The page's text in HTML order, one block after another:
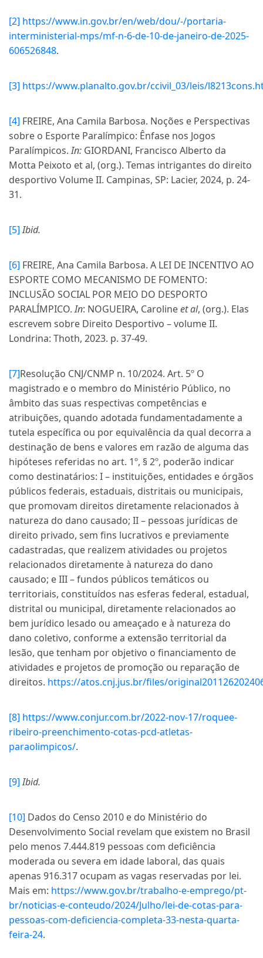
[2] https://www.in.gov.br/en/web/dou/-/portaria-
interministerial-mps/mf-n-6-de-10-de-janeiro-de-2025-
606526848.
[3] https://www.planalto.gov.br/ccivil_03/leis/
[4] FREIRE, Ana Camila Barbosa. Noções e Perspectivas
sobre o Esporte Paralímpico: Ênfase nos Jogos
Paralímpicos.In: GIORDANI, Francisco Alberto da
Motta Peixoto et al, (org.). Temas intrigantes do direito
desportivo Volume II. Campinas, SP: Lacier, 2024, p. 24-
31.
[5] Ibid.
[6] FREIRE, Ana Camila Barbosa. A LEI DE INCENTIVO AO
ESPORTE COMO MECANISMO DE FOMENTO:
INCLUSÃO SOCIAL POR MEIO DO DESPORTO
PARALÍMPICO.In: NOGUEIRA, Carolineet al, (org.). Elas
escrevem sobre Direito Desportivo – volume II.
Londrina: Thoth, 2023. p. 37-49.
[7]Resolução CNJ/CNMP n. 10/2024. Art. 5º O
magistrado e o membro do Ministério Público, no
âmbito das suas respectivas competências e
atribuições, quando adotada fundamentadamente a
tutela específica ou por equivalência da qual decorra a
destinação de bens e valores em razão de alguma das
hipóteses referidas no art. 1º, § 2º, poderão indicar
como destinatários: I – instituições, entidades e órgãos
públicos federais, estaduais, distritais ou municipais,
que promovam direitos diretamente relacionados à
natureza do dano causado; II – pessoas jurídicas de
direito privado, sem fins lucrativos e previamente
cadastradas, que realizem atividades ou projetos
relacionados diretamente à natureza do dano
causado; e III – fundos públicos temáticos ou
territoriais, constituídos nas esferas federal, estadual,
distrital ou municipal, diretamente relacionados ao
bem jurídico lesado ou ameaçado e à natureza do
dano coletivo, conforme a extensão territorial da
lesão, que tenham por objetivo o financiamento de
atividades e projetos de promoção ou reparação de
direitos. https://atos.cnj.jus.br/files/
[8] https://www.conjur.com.br/2022-nov-17/roquee-
ribeiro-preenchimento-cotas-pcd-atletas-
paraolimpicos/.
[9] Ibid.
[10] Dados do Censo 2010 e do Ministério do
Desenvolvimento Social revelam que existem no Brasil
pelo menos 7.444.819 pessoas com deficiência
moderada ou severa em idade laboral, das quais
apenas 916.317 ocupam as vagas reservadas por lei.
Mais em: https://www.gov.br/trabalho-e-emprego/pt-
br/noticias-e-conteudo/2024/Julho/lei-de-cotas-para-
pessoas-com-deficiencia-completa-33-nesta-quarta-
feira-24.